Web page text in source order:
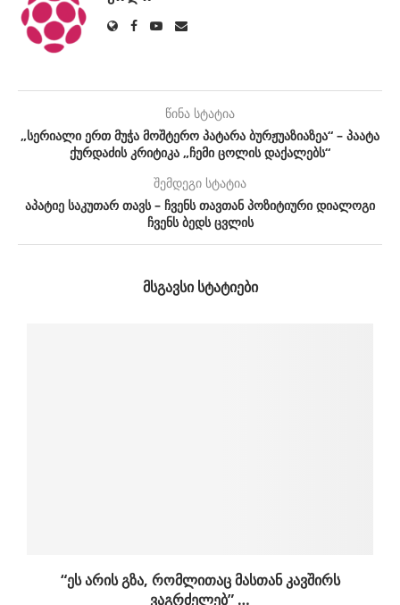
წინა სტატია
„სერიალი ერთ მუჭა მოშტერო პატარა ბურჟუაზიაზეა“ – პაატა
ქურდაძის კრიტიკა „ჩემი ცოლის დაქალებს“
შემდეგი სტატია
აპატიე საკუთარ თავს – ჩვენს თავთან პოზიტიური დიალოგი
ჩვენს ბედს ცვლის
ᲛᲡᲒᲐᲕᲡᲘ ᲡᲢᲐᲢᲘᲔᲑᲘ
“ეს არის გზა, რომლითაც მასთან კავშირს
ვაგრძელებ” …